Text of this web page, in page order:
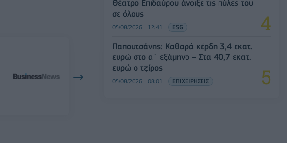
Θέατρο Επιδαύρου άνοιξε τις πύλες του
σε όλους
05/08/2026 - 12:41 ESG
Παπουτσάνης: Καθαρά κέρδη 3,4 εκατ.
ευρώ στο α΄ εξάμηνο – Στα 40,7 εκατ.
ευρώ ο τζίρος
05/08/2026 - 08:01 ΕΠΙΧΕΙΡΗΣΕΙΣ